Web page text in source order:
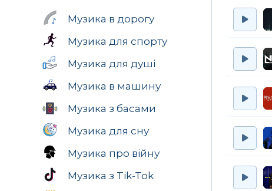
Музика в дорогу
Музика для спорту
Музика для душі
Музика в машину
Музика з басами
Музика для сну
Музика про війну
Музика з Tik-Tok